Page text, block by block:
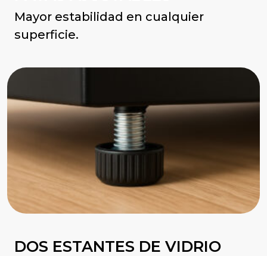
Mayor estabilidad en cualquier
superficie.
DOS ESTANTES DE VIDRIO